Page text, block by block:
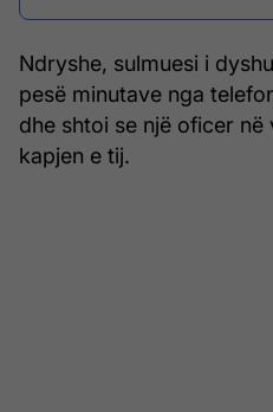
Ndryshe, sulmuesi i
pesë minutave nga
dhe shtoi se një oficer
kapjen e tij.